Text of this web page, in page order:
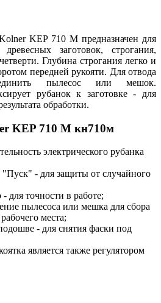
KEP 710 М предназначен для
заготовок, строгания,
Глубина строгания легко и
передней рукояти. Для отвода
пылесос или мешок.
рубанок к заготовке - для
обработки.
KEP 710 М кн710м
электрического рубанка
- для защиты от случайного
для точности в работе;
пылесоса или мешка для сбора
места;
- для снятия фаски под
является также регулятором